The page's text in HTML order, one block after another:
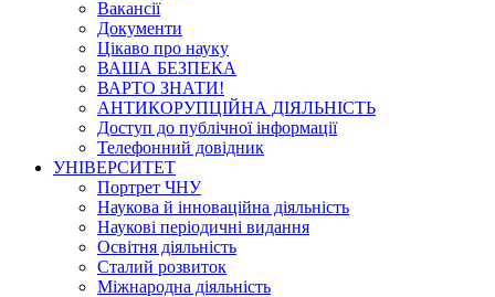
Вакансії
Документи
Цікаво про науку
ВАША БЕЗПЕКА
ВАРТО ЗНАТИ!
АНТИКОРУПЦІЙНА ДІЯЛЬНІСТЬ
Доступ до публічної інформації
Телефонний довідник
УНІВЕРСИТЕТ
Портрет ЧНУ
Наукова й інноваційна діяльність
Наукові періодичні видання
Освітня діяльність
Сталий розвиток
Міжнародна діяльність